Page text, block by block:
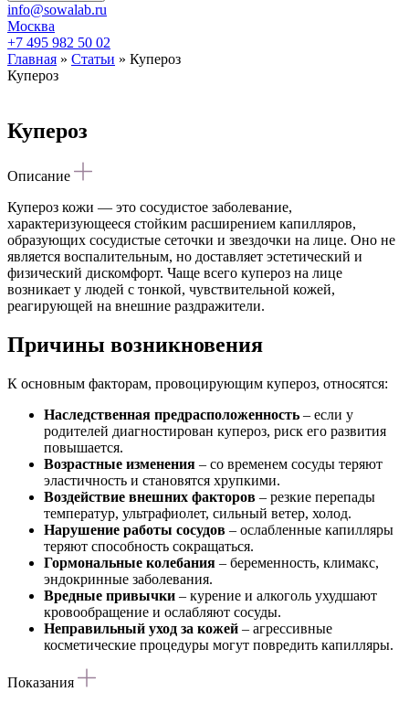
info@sowalab.ru
Москва
+7 495 982 50 02
Главная » Статьи » Купероз
Купероз
Купероз
Описание
Купероз кожи — это сосудистое заболевание,
характеризующееся стойким расширением капилляров,
образующих сосудистые сеточки и звездочки на лице. Оно не
является воспалительным, но доставляет эстетический и
физический дискомфорт. Чаще всего купероз на лице
возникает у людей с тонкой, чувствительной кожей,
реагирующей на внешние раздражители.
Причины возникновения
К основным факторам, провоцирующим купероз, относятся:
Наследственная предрасположенность – если у
родителей диагностирован купероз, риск его развития
повышается.
Возрастные изменения – со временем сосуды теряют
эластичность и становятся хрупкими.
Воздействие внешних факторов – резкие перепады
температур, ультрафиолет, сильный ветер, холод.
Нарушение работы сосудов – ослабленные капилляры
теряют способность сокращаться.
Гормональные колебания – беременность, климакс,
эндокринные заболевания.
Вредные привычки – курение и алкоголь ухудшают
кровообращение и ослабляют сосуды.
Неправильный уход за кожей – агрессивные
косметические процедуры могут повредить капилляры.
Показания